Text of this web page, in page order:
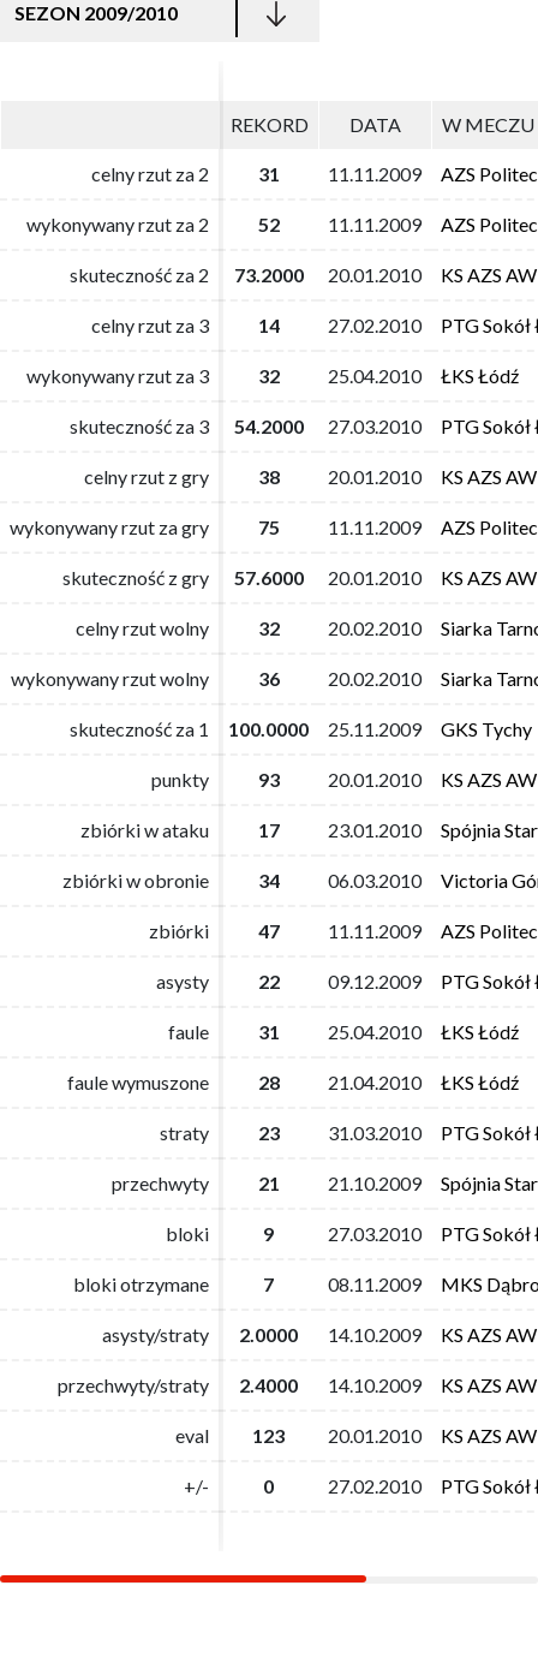
SEZON 2009/2010
REKORD DATA W MECZU
celny rzut za 2 31 11.11.2009 AZS
wykonywany rzut za 2 52 11.11.2009 AZS
skuteczność za 2 73.2000 20.01.2010 KS AZS
celny rzut za 3 14 27.02.2010 PTG
wykonywany rzut za 3 32 25.04.2010 ŁKS Łódź
skuteczność za 3 54.2000 27.03.2010 PTG
celny rzut z gry 38 20.01.2010 KS AZS
wykonywany rzut za gry 75 11.11.2009 AZS
skuteczność z gry 57.6000 20.01.2010 KS AZS
celny rzut wolny 32 20.02.2010 Siarka
wykonywany rzut wolny 36 20.02.2010 Siarka
skuteczność za 1 100.0000 25.11.2009 GKS Tychy
punkty 93 20.01.2010 KS AZS
zbiórki w ataku 17 23.01.2010 Spójnia
zbiórki w obronie 34 06.03.2010 Victoria
zbiórki 47 11.11.2009 AZS
asysty 22 09.12.2009 PTG
faule 31 25.04.2010 ŁKS Łódź
faule wymuszone 28 21.04.2010 ŁKS Łódź
straty 23 31.03.2010 PTG
przechwyty 21 21.10.2009 Spójnia
bloki 9 27.03.2010 PTG
bloki otrzymane 7 08.11.2009 MKS
asysty/straty 2.0000 14.10.2009 KS AZS
przechwyty/straty 2.4000 14.10.2009 KS AZS
eval 123 20.01.2010 KS AZS
+/- 0 27.02.2010 PTG
REKORD DATA W MECZU
celny rzut za 2 31 11.11.2009 AZS
wykonywany rzut za 2 52 11.11.2009 AZS
skuteczność za 2 73.2000 20.01.2010 KS AZS
celny rzut za 3 14 27.02.2010 PTG
wykonywany rzut za 3 32 25.04.2010 ŁKS Łódź
skuteczność za 3 54.2000 27.03.2010 PTG
celny rzut z gry 38 20.01.2010 KS AZS
wykonywany rzut za gry 75 11.11.2009 AZS
skuteczność z gry 57.6000 20.01.2010 KS AZS
celny rzut wolny 32 20.02.2010 Siarka
wykonywany rzut wolny 36 20.02.2010 Siarka
skuteczność za 1 100.0000 25.11.2009 GKS Tychy
punkty 93 20.01.2010 KS AZS
zbiórki w ataku 17 23.01.2010 Spójnia
zbiórki w obronie 34 06.03.2010 Victoria
zbiórki 47 11.11.2009 AZS
asysty 22 09.12.2009 PTG
faule 31 25.04.2010 ŁKS Łódź
faule wymuszone 28 21.04.2010 ŁKS Łódź
straty 23 31.03.2010 PTG
przechwyty 21 21.10.2009 Spójnia
bloki 9 27.03.2010 PTG
bloki otrzymane 7 08.11.2009 MKS
asysty/straty 2.0000 14.10.2009 KS AZS
przechwyty/straty 2.4000 14.10.2009 KS AZS
eval 123 20.01.2010 KS AZS
+/- 0 27.02.2010 PTG